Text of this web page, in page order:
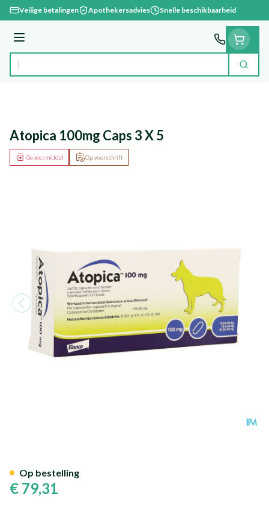
Ga naar de inhoud
Veilige betalingen Apothekersadvies Snelle beschikbaarheid
Menu
Product, merk, categorie... Zoek
Atopica 100mg Caps 3 X 5
Op voorschrift
Geneesmiddel
€ 79,31
Op bestelling